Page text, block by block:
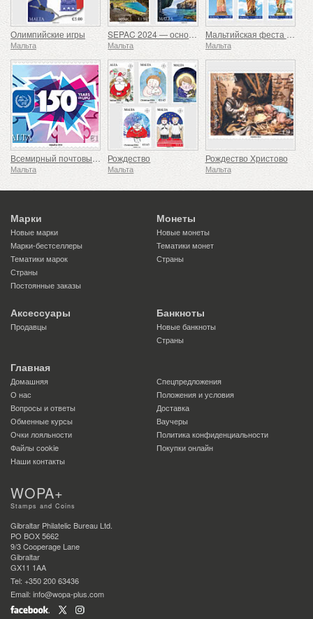
Олимпийские игры
Мальта
SEPAC 2024 — основные туристические достопримечательности
Мальта
Мальтийская феста - серия VIII
Мальта
Всемирный почтовый союз - 150-летие
Мальта
Рождество
Мальта
Рождество Христово
Мальта
Марки
Новые марки
Марки-бестселлеры
Тематики марок
Страны
Постоянные заказы
Монеты
Новые монеты
Тематики монет
Страны
Аксессуары
Продавцы
Банкноты
Новые банкноты
Страны
Главная
Домашняя
Спецпредложения
О нас
Положения и условия
Вопросы и ответы
Доставка
Обменные курсы
Ваучеры
Очки лояльности
Политика конфиденциальности
Файлы сookie
Покупки онлайн
Наши контакты
WOPA+
Stamps and Coins
Gibraltar Philatelic Bureau Ltd.
PO BOX 5662
9/3 Cooperage Lane
Gibraltar
GX11 1AA
Tel: +350 200 63436
Email: info@wopa-plus.com